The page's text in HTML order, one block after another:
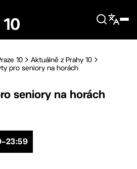
10
Aktuálně z Prahy 10
pro seniory na horách
seniory na horách